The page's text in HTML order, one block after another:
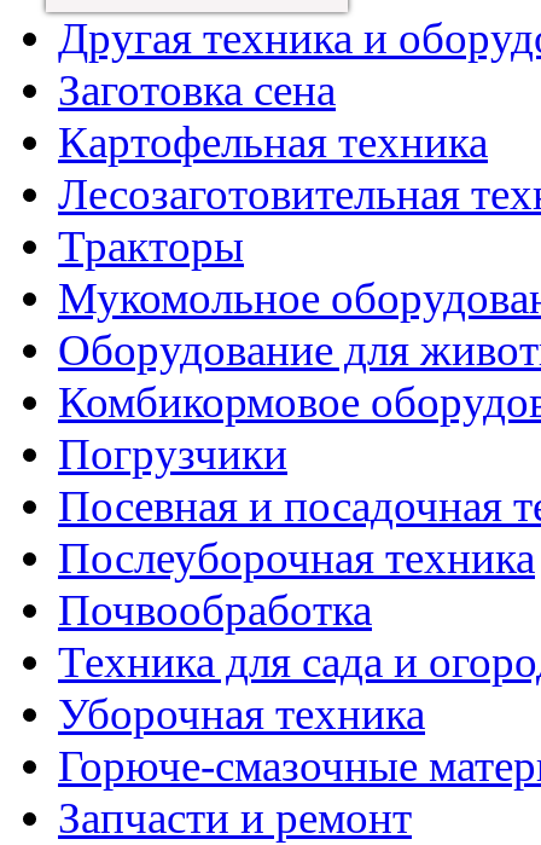
Другая техника и
Заготовка сена
Картофельная техника
Лесозаготовительная
Тракторы
Мукомольное
Оборудование для
Комбикормовое
Погрузчики
Посевная и посадочная
Послеуборочная техника
Почвообработка
Техника для сада и
Уборочная техника
Горюче-смазочные
Запчасти и ремонт